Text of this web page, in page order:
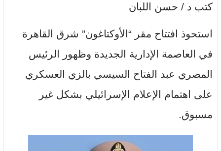
كتب د / حسن اللبان
استحوذ افتتاح مقر “الأوكتاغون” شرق القاهرة
في العاصمة الإدارية الجديدة وظهور الرئيس
المصري عبد الفتاح السيسي بالزي العسكري
على اهتمام الإعلام الإسرائيلي بشكل غير
مسبوق.